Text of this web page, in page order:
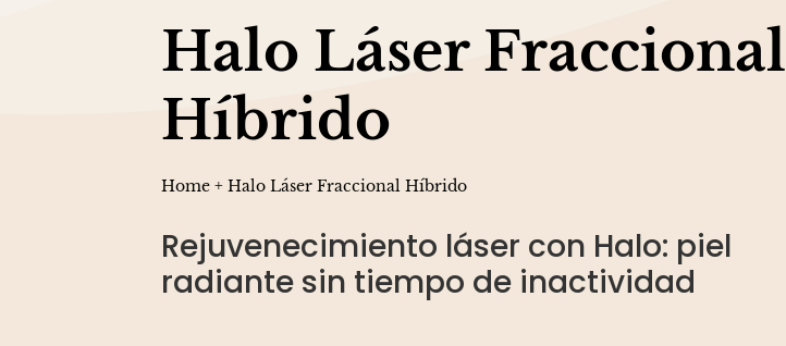
Halo Láser Fraccional
Híbrido
Home+ Halo Láser Fraccional Híbrido
Rejuvenecimiento láser con Halo: piel
radiante sin tiempo de inactividad